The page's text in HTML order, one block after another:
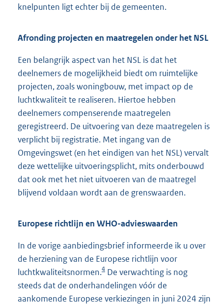
knelpunten ligt echter bij de gemeenten.
Afronding projecten en maatregelen onder het NSL
Een belangrijk aspect van het NSL is dat het
deelnemers de mogelijkheid biedt om ruimtelijke
projecten, zoals woningbouw, met impact op de
luchtkwaliteit te realiseren. Hiertoe hebben
deelnemers compenserende maatregelen
geregistreerd. De uitvoering van deze maatregelen is
verplicht bij registratie. Met ingang van de
Omgevingswet (en het eindigen van het NSL) vervalt
deze wettelijke uitvoeringsplicht, mits onderbouwd
dat ook met het niet uitvoeren van de maatregel
blijvend voldaan wordt aan de grenswaarden.
Europese richtlijn en WHO-advieswaarden
In de vorige aanbiedingsbrief informeerde ik u over
de herziening van de Europese richtlijn voor
luchtkwaliteitsnormen.4 De verwachting is nog
steeds dat de onderhandelingen vóór de
aankomende Europese verkiezingen in juni 2024 zijn